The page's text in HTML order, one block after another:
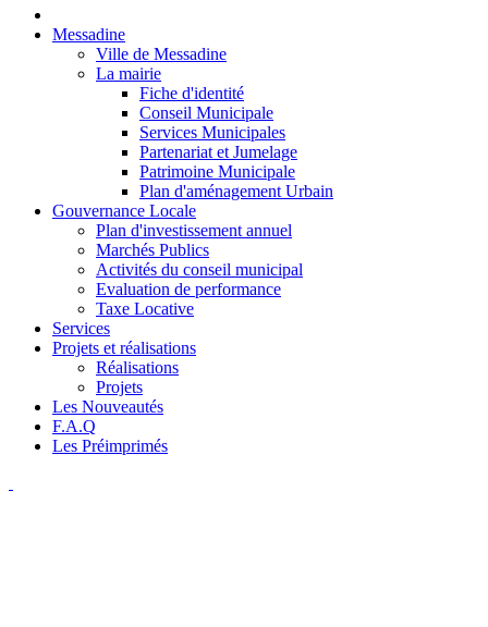
Messadine
Ville de Messadine
La mairie
Fiche d'identité
Conseil Municipale
Services Municipales
Partenariat et Jumelage
Patrimoine Municipale
Plan d'aménagement Urbain
Gouvernance Locale
Plan d'investissement annuel
Marchés Publics
Activités du conseil municipal
Evaluation de performance
Taxe Locative
Services
Projets et réalisations
Réalisations
Projets
Les Nouveautés
F.A.Q
Les Préimprimés